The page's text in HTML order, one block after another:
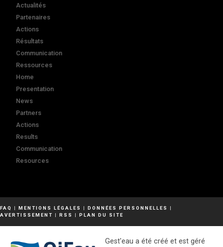
Actualités
Partenaires
Actions
Résultats
Communication
Ressources
Home
Presentation
News
Partners
Actions
Results
Communication
Resources
FAQ | MENTIONS LÉGALES | DONNÉES PERSONNELLES
|
AVERTISSEMENT | RSS | PLAN DU SITE
Gest'eau a été créé et est géré